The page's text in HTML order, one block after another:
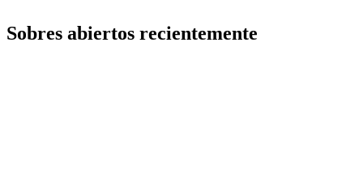
Sobres abiertos recientemente